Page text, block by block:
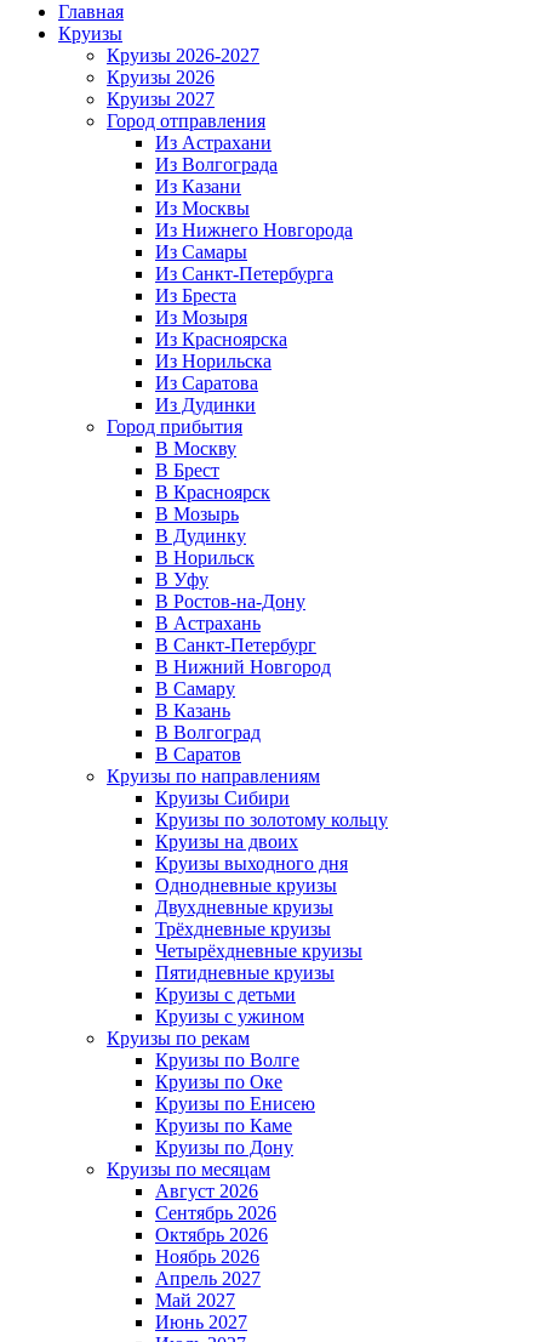
Главная
Круизы
Круизы 2026-2027
Круизы 2026
Круизы 2027
Город отправления
Из Астрахани
Из Волгограда
Из Казани
Из Москвы
Из Нижнего Новгорода
Из Самары
Из Санкт-Петербурга
Из Бреста
Из Мозыря
Из Красноярска
Из Норильска
Из Саратова
Из Дудинки
Город прибытия
В Москву
В Брест
В Красноярск
В Мозырь
В Дудинку
В Норильск
В Уфу
В Ростов-на-Дону
В Астрахань
В Санкт-Петербург
В Нижний Новгород
В Самару
В Казань
В Волгоград
В Саратов
Круизы по направлениям
Круизы Сибири
Круизы по золотому кольцу
Круизы на двоих
Круизы выходного дня
Однодневные круизы
Двухдневные круизы
Трёхдневные круизы
Четырёхдневные круизы
Пятидневные круизы
Круизы с детьми
Круизы с ужином
Круизы по рекам
Круизы по Волге
Круизы по Оке
Круизы по Енисею
Круизы по Каме
Круизы по Дону
Круизы по месяцам
Август 2026
Сентябрь 2026
Октябрь 2026
Ноябрь 2026
Апрель 2027
Май 2027
Июнь 2027